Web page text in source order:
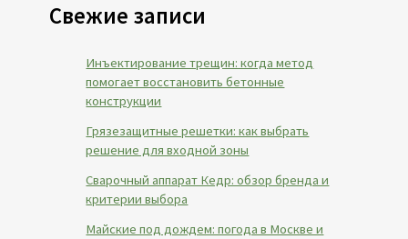
Свежие записи
Инъектирование трещин: когда метод
помогает восстановить бетонные
конструкции
Грязезащитные решетки: как выбрать
решение для входной зоны
Сварочный аппарат Кедр: обзор бренда и
критерии выбора
Майские под дождем: погода в Москве и